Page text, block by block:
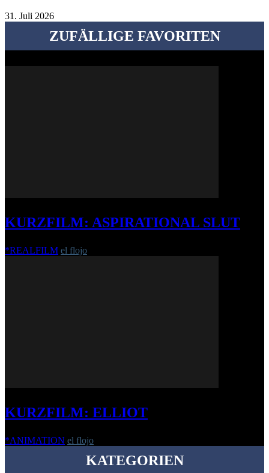
31. Juli 2026
ZUFÄLLIGE FAVORITEN
KURZFILM: ASPIRATIONAL SLUT
*REALFILM el flojo
KURZFILM: ELLIOT
*ANIMATION el flojo
KATEGORIEN